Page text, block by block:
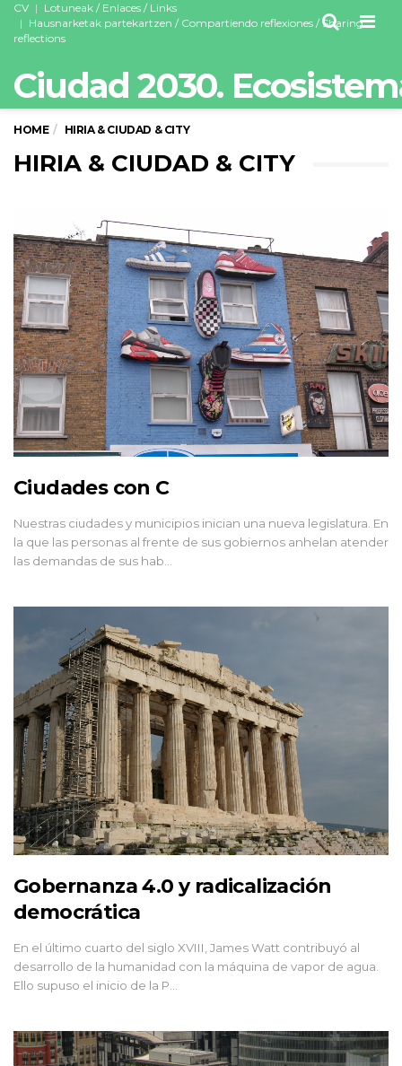
CV
Lotuneak / Enlaces / Links
Hausnarketak partekartzen / Compartiendo reflexiones / Sharing
reflections
Ciudad 2030.
HOME HIRIA & CIUDAD & CITY
HIRIA & CIUDAD & CITY
Ciudades con C
Nuestras ciudades y municipios inician una nueva legislatura. En
la que las personas al frente de sus gobiernos anhelan atender
las demandas de sus hab…
Gobernanza 4.0 y radicalización
democrática
En el último cuarto del siglo XVIII, James Watt contribuyó al
desarrollo de la humanidad con la máquina de vapor de agua.
Ello supuso el inicio de la P…